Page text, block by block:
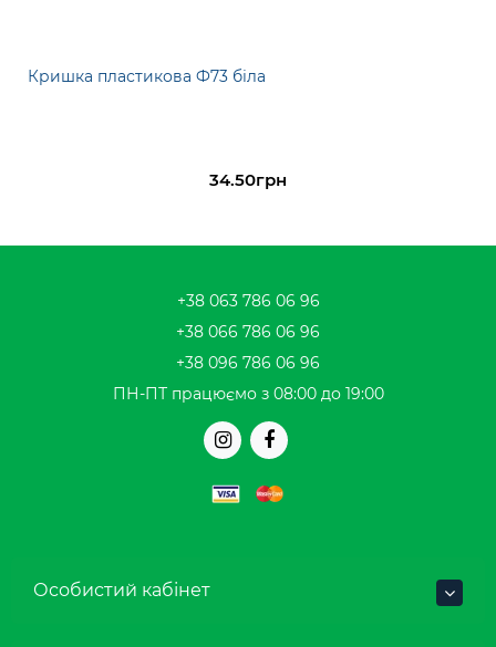
Кришка пластикова Ф73 біла
34.50грн
+38 063 786 06 96
+38 066 786 06 96
+38 096 786 06 96
ПН-ПТ працюємо з 08:00 до 19:00
Особистий кабінет